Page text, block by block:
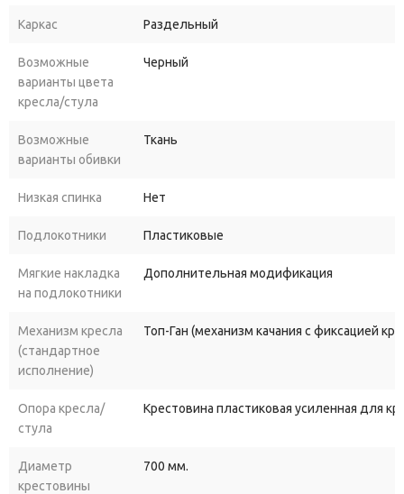
Каркас Раздельный
Возможные
варианты цвета
кресла/стула
Черный
Возможные
варианты обивки
Ткань
Низкая спинка Нет
Подлокотники Пластиковые
Мягкие накладка
на подлокотники
Дополнительная модификация
Механизм кресла
(стандартное
исполнение)
Топ-Ган (механизм качания с фиксацией
Опора кресла/
стула
Крестовина пластиковая усиленная для
Диаметр
крестовины
700 мм.